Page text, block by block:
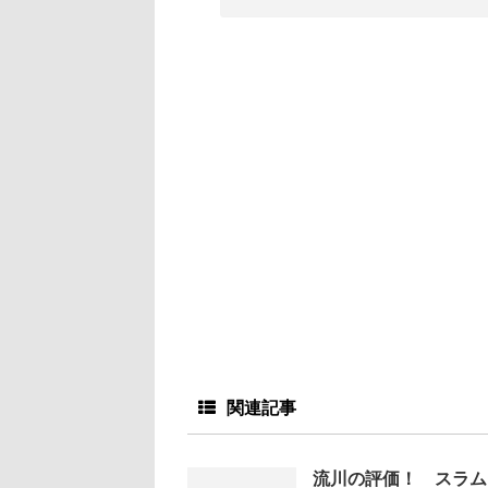
関連記事
流川の評価！ スラ